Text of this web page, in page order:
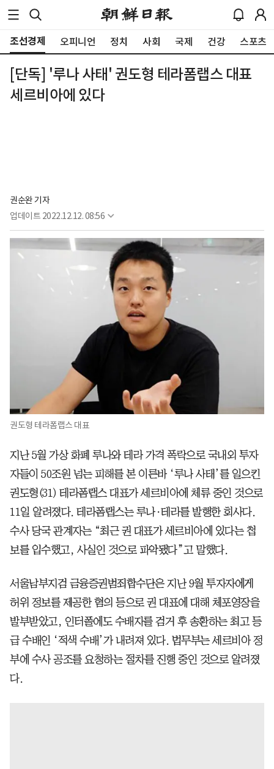
조선경제 오피니언 정치 사회 국제 건강 스포츠
[단독] '루나 사태' 권도형 테라폼랩스 대표
세르비아에 있다
권순완 기자
업데이트 2022.12.12. 08:56
권도형 테라폼랩스 대표
지난 5월 가상 화폐 루나와 테라 가격 폭락으로 국내외 투자
자들이 50조원 넘는 피해를 본 이른바 ‘루나 사태’를 일으킨
권도형(31) 테라폼랩스 대표가 세르비아에 체류 중인 것으로
11일 알려졌다. 테라폼랩스는 루나·테라를 발행한 회사다.
수사 당국 관계자는 “최근 권 대표가 세르비아에 있다는 첩
보를 입수했고, 사실인 것으로 파악됐다”고 말했다.
서울남부지검 금융증권범죄합수단은 지난 9월 투자자에게
허위 정보를 제공한 혐의 등으로 권 대표에 대해 체포영장을
발부받았고, 인터폴에도 수배자를 검거 후 송환하는 최고 등
급 수배인 ‘적색 수배’가 내려져 있다. 법무부는 세르비아 정
부에 수사 공조를 요청하는 절차를 진행 중인 것으로 알려졌
다.